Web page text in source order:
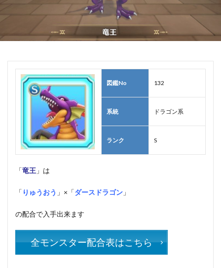
図鑑No 132
系統 ドラゴン系
ランク S
「竜王 」は
「 りゅうおう 」×「ダースドラゴン 」
の配合で入手出来ます
全モンスター配合表はこちら